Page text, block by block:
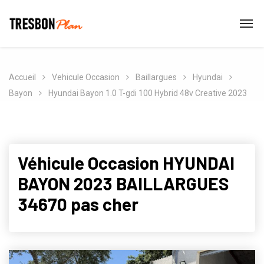
Accueil Vehicule Occasion Baillargues
Hyundai
Bayon
Hyundai Bayon 1.0 T-gdi 100 Hybrid 48v Creative 2023
Véhicule Occasion HYUNDAI
BAYON 2023 BAILLARGUES
34670 pas cher